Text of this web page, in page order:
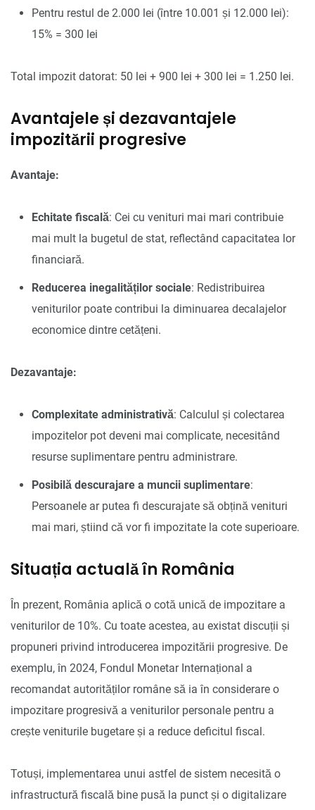
Pentru restul de 2.000 lei (între 10.001 și 12.000 lei):
15% = 300 lei
Total impozit datorat: 50 lei + 900 lei + 300 lei = 1.250 lei.
Avantajele și dezavantajele
impozitării progresive
Avantaje:
Echitate fiscală: Cei cu venituri mai mari contribuie
mai mult la bugetul de stat, reflectând capacitatea lor
financiară.
Reducerea inegalităților sociale: Redistribuirea
veniturilor poate contribui la diminuarea decalajelor
economice dintre cetățeni.
Dezavantaje:
Complexitate administrativă: Calculul și colectarea
impozitelor pot deveni mai complicate, necesitând
resurse suplimentare pentru administrare.
Posibilă descurajare a muncii suplimentare:
Persoanele ar putea fi descurajate să obțină venituri
mai mari, știind că vor fi impozitate la cote superioare.
Situația actuală în România
În prezent, România aplică o cotă unică de impozitare a
veniturilor de 10%. Cu toate acestea, au existat discuții și
propuneri privind introducerea impozitării progresive. De
exemplu, în 2024, Fondul Monetar Internațional a
recomandat autorităților române să ia în considerare o
impozitare progresivă a veniturilor personale pentru a
crește veniturile bugetare și a reduce deficitul fiscal.
Totuși, implementarea unui astfel de sistem necesită o
infrastructură fiscală bine pusă la punct și o digitalizare